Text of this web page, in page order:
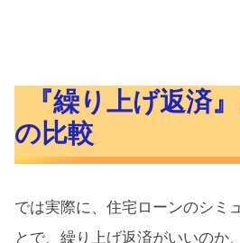
『繰り上げ返済
の比較
では実際に、住宅ローンのシミ
とで、繰り上げ返済がいいのか